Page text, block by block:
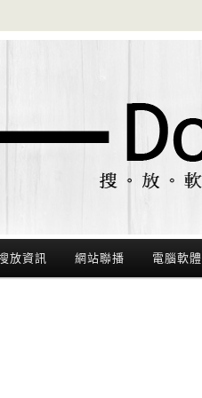
放資訊 網站聯播 電腦軟體